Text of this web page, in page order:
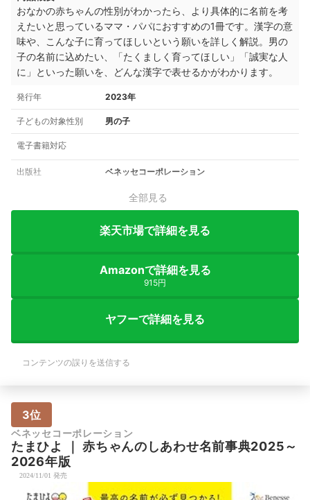
おなかの赤ちゃんの性別がわかったら、より具体的に名前を考
えたいと思っているママ・パパにおすすめの1冊です。 漢字の意
味や、こんな子に育ってほしいという願いを詳しく解説。 男の
子の名前に込めたい、「たくましく育ってほしい」「誠実な人
に」といった願いを、どんな漢字で表せるかがわかります。
発行年 2023年
子どもの対象性別 男の子
電子書籍対応
出版社 ベネッセコーポレーション
全部見る
楽天市場で詳細を見る
Amazonで詳細を見る
915円
ヤフーで詳細を見る
コンテンツの誤りを送信する
3位
ベネッセコーポレーション
たまひよ ｜赤ちゃんのしあわせ名前事典2025～
2026年版
2024/11/01 発売